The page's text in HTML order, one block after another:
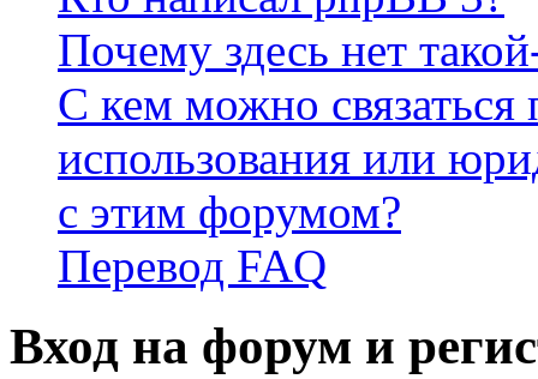
Почему здесь нет
С кем можно связаться
использования или
с этим форумом?
Перевод FAQ
Вход на форум и